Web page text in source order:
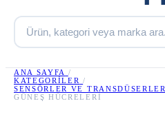
ANA SAYFA /
KATEGORILER /
SENSÖRLER VE TRANSDÜSERLER
GÜNEŞ HÜCRELERI